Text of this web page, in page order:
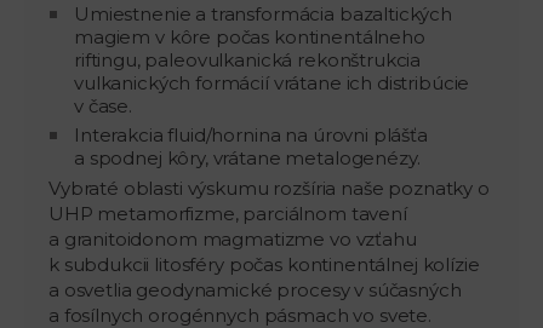
Umiestnenie a transformácia bazaltických
magiem v kôre počas kontinentálneho
riftingu, paleovulkanická rekonštrukcia
vulkanických formácií vrátane ich distribúcie
v čase.
Interakcia fluid/hornina na úrovni plášťa
a spodnej kôry, vrátane metalogenézy.
Vybraté oblasti výskumu rozšíria naše poznatky o
UHP metamorfizme, parciálnom tavení
a granitoidonom magmatizme vo vzťahu
k subdukcii litosféry počas kontinentálnej kolízie
a osvetlia geodynamické procesy v súčasných
a fosílnych orogénnych pásmach vo svete.